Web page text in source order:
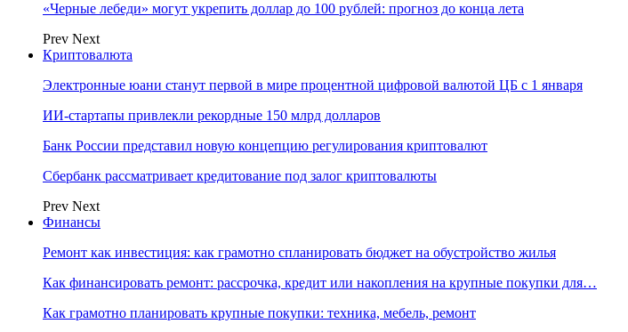
«Черные лебеди» могут укрепить доллар до 100 рублей: прогноз до конца лета
Prev Next
Криптовалюта
Электронные юани станут первой в мире процентной цифровой валютой ЦБ с 1 января
ИИ-стартапы привлекли рекордные 150 млрд долларов
Банк России представил новую концепцию регулирования криптовалют
Сбербанк рассматривает кредитование под залог криптовалюты
Prev Next
Финансы
Ремонт как инвестиция: как грамотно спланировать бюджет на обустройство жилья
Как финансировать ремонт: рассрочка, кредит или накопления на крупные покупки для…
Как грамотно планировать крупные покупки: техника, мебель, ремонт